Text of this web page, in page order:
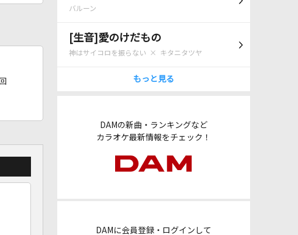
バルーン
[生音]愛のけだもの
神はサイコロを振らない × キタニタツヤ
もっと見る
DAMの新曲・ランキングなど
カラオケ最新情報をチェック！
DAMに会員登録・ログインして
回